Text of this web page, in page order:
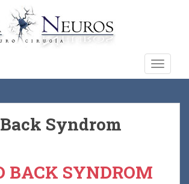
Syndrom
BACK SYNDROM